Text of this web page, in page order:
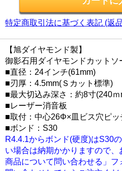
特定商取引法に基づく表記 (返
【旭ダイヤモンド製】
御影石用ダイヤモンドカットソ
■直径：24インチ(61mm)
■刃厚：4.5mm(Ｓカット標準)
■最大切込み深さ：約8寸(240ｍ
■レーザー消音板
■取付：中心26Φ×皿ビス穴ピッ
■ボンド：S30
R4.4.1からボンド(硬度)はS30
い場合は納期かかりますので
商品について問い合わせる」